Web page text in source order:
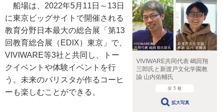
VIVIWARE共同代表 嶋田翔
三郎氏と新渡戸文化学園教
諭 山内佑輔氏
全 5 枚
拡大写真
船場は、2022年5月11日～13日
に東京ビッグサイトで開催される
教育分野日本最大の総合展「第13
回教育総合展（EDIX）東京」で、
VIVIWARE等3社と共同し、トー
クイベントや体験イベントを行
う。未来のバリスタが作るコーヒ
ーも楽しむことができる。